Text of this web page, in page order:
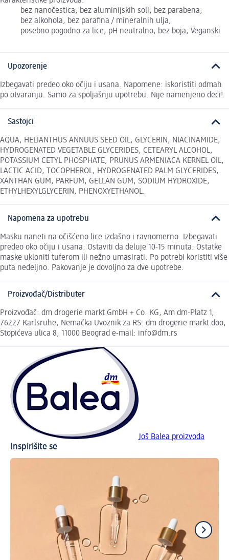
bez nanočestica, bez aluminijskih soli, bez parabena,
bez alkohola, bez parafina / mineralnih ulja,
posebno pogodno za lice, pH neutralno, bez boja, Veganski
Upozorenje
Izbegavati predeo oko očiju i usana. Napomene: iskoristiti odmah
po otvaranju. Samo za spoljašnju upotrebu. Nije namenjeno deci!
Sastojci
AQUA, HELIANTHUS ANNUUS SEED OIL, GLYCERIN, NIACINAMIDE,
HYDROGENATED VEGETABLE GLYCERIDES, CETEARYL ALCOHOL,
POTASSIUM CETYL PHOSPHATE, PRUNUS ARMENIACA KERNEL OIL,
LACTIC ACID, TOCOPHEROL, HYDROGENATED PALM GLYCERIDES,
XANTHAN GUM, PARFUM, GELLAN GUM, SODIUM HYDROXIDE,
ETHYLHEXYLGLYCERIN, PHENOXYETHANOL.
Napomena za upotrebu
Masku naneti na očišćeno lice izdašno i ravnomerno. Izbegavati
predeo oko očiju i usana. Ostaviti da deluje 10-15 minuta. Ostatke
maske ukloniti tuferom ili nežno umasirati. Po potrebi koristiti više
puta nedeljno. Pakovanje je dovoljno za dve upotrebe.
Proizvođač/Distributer
Proizvođač: dm drogerie markt GmbH + Co. KG, Am dm-Platz 1,
76227 Karlsruhe, Nemačka Uvoznik za RS: dm drogerie markt doo,
Stopićeva ulica 8, 11000 Beograd e-mail: info@dm.rs
Još Balea proizvoda
Inspirišite se